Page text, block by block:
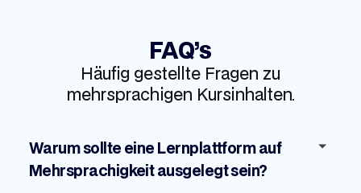
FAQ’s
Häufig gestellte Fragen zu
mehrsprachigen Kursinhalten.
Warum sollte eine Lernplattform auf
Mehrsprachigkeit ausgelegt sein?